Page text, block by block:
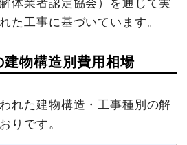
た工事に基づいています。
物構造別費用相場
れた建物構造・工事種別の解
りです。